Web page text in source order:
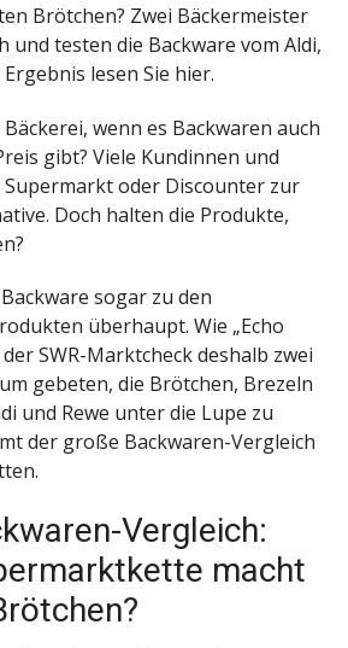
Brötchen? Zwei Bäckermeister
und testen die Backware vom Aldi,
lesen Sie hier.
wenn es Backwaren auch
gibt? Viele Kundinnen und
oder Discounter zur
Doch halten die Produkte,
sogar zu den
überhaupt. Wie „Echo
SWR-Marktcheck deshalb zwei
gebeten, die Brötchen, Brezeln
und Rewe unter die Lupe zu
der große Backwaren-Vergleich
Vergleich:
macht